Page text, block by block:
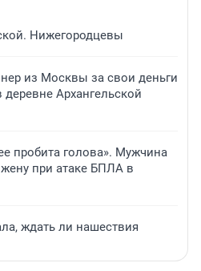
Нижегородцевы
из Москвы за свои деньги
Архангельской
пробита голова». Мужчина
жену при атаке БПЛА в
ждать ли нашествия